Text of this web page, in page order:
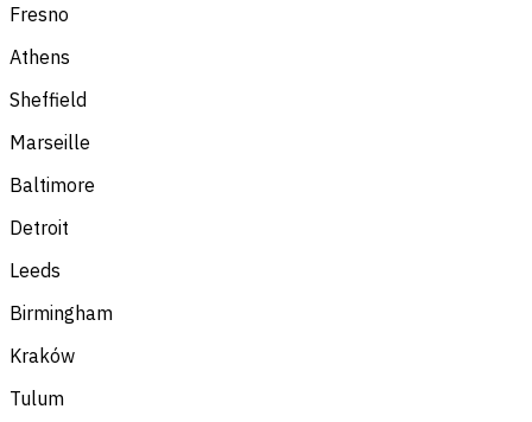
Fresno
Athens
Sheffield
Marseille
Baltimore
Detroit
Leeds
Birmingham
Kraków
Tulum